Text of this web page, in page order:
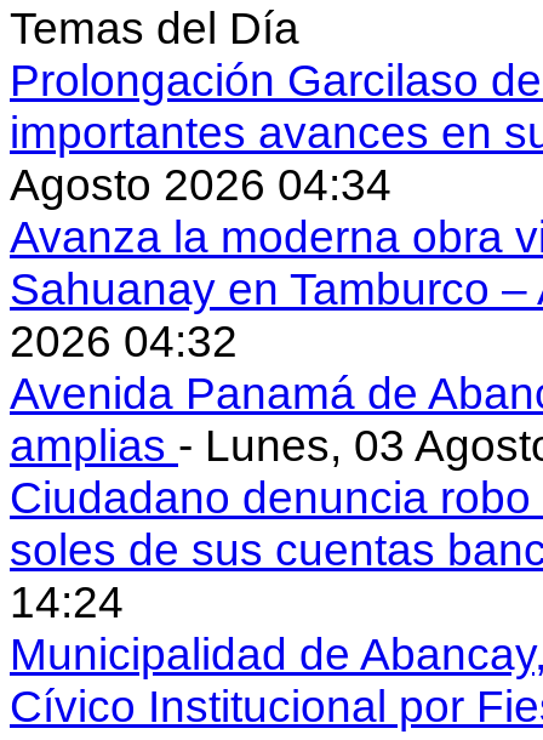
Temas del Día
Prolongación Garcilaso
importantes avances en
Agosto 2026 04:34
Avanza la moderna obra
Sahuanay en Tamburco
2026 04:32
Avenida Panamá de
amplias - Lunes, 03
Ciudadano denuncia
soles de sus cuentas
14:24
Municipalidad de
Cívico Institucional por